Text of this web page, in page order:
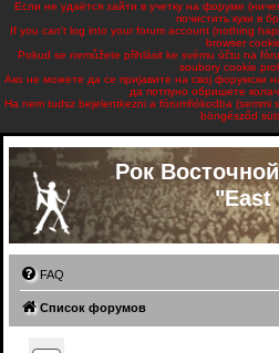
Если не удаётся зайти в учетку на форуме
почистить куки в
If you can't log into your forum account (nothing
browser
Pokud se nemůžete přihlásit ke svému účtu na
soubory cookie
Ако не можете да се пријавите на свој форумски
да потпуно обришете
Ha nem tudsz bejelentkezni a fórumfiókodba (semmi
böngésződ
Рок
"East
FAQ
Список форумов